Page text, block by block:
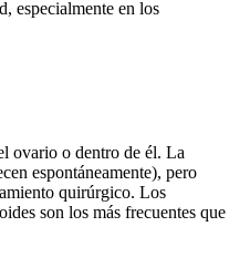
especialmente en los
ovario o dentro de él. La
espontáneamente), pero
quirúrgico. Los
son los más frecuentes que